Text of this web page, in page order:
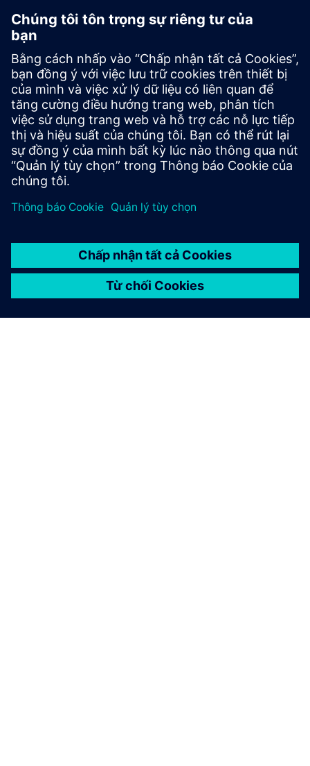
Tìm hiểu sâu hơn về năng lượng
microgrid
Quá trình chuyển đổi năng lượng đang tạo ra tác động trên
tất cả các ngành công nghiệp - bao gồm cả ngành khai thác
mỏ. Nhận thông tin chi tiết từ whitepaper của chúng tôi.
Đọc